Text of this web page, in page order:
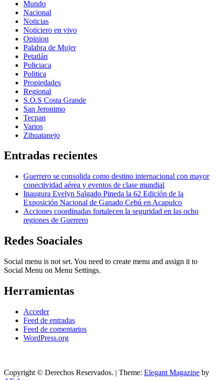
Mundo
Nacional
Noticias
Noticiero en vivo
Opinion
Palabra de Mujer
Petatlán
Policiaca
Politica
Propiedades
Regional
S.O.S Costa Grande
San Jeronimo
Tecpan
Varios
Zihuatanejo
Entradas recientes
Guerrero se consolida como destino internacional con mayor
conectividad aérea y eventos de clase mundial
Inaugura Evelyn Salgado Pineda la 62 Edición de la
Exposición Nacional de Ganado Cebú en Acapulco
Acciones coordinadas fortalecen la seguridad en las ocho
regiones de Guerrero
Redes Soaciales
Social menu is not set. You need to create menu and assign it to
Social Menu on Menu Settings.
Herramientas
Acceder
Feed de entradas
Feed de comentarios
WordPress.org
Copyright © Derechos Reservados. | Theme: Elegant Magazine by